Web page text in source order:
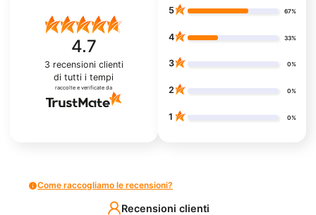
4.7
3 recensioni clienti
di tutti i tempi
raccolte e verificate da
5 67%
4 33%
3 0%
2 0%
1 0%
Come raccogliamo le recensioni?
Recensioni clienti